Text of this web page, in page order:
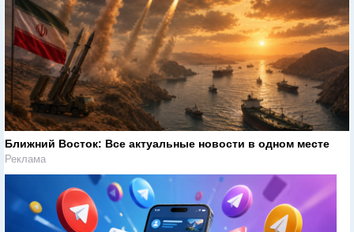
Ближний Восток: Все актуальные новости в одном месте
Реклама